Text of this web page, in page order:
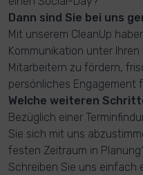
Dann sind Sie bei uns
Mit unserem CleanUp
Kommunikation unter
Mitarbeitern zu fördern,
persönliches Engagement
Welche weiteren
Bezüglich einer
Sie sich mit uns
festen Zeitraum in
Schreiben Sie uns einfach